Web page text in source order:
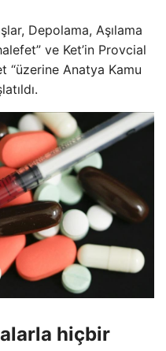
Depolama, Aşılama
ve Ket’in Provcial
“üzerine Anatya Kamu
hiçbir